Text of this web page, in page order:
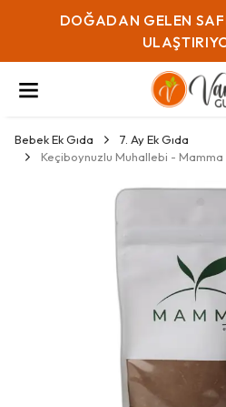
DOĞADAN GELEN
Bebek Ek Gıda
7. Ay Ek Gıda
Keçiboynuzlu Muhallebi - Mamma